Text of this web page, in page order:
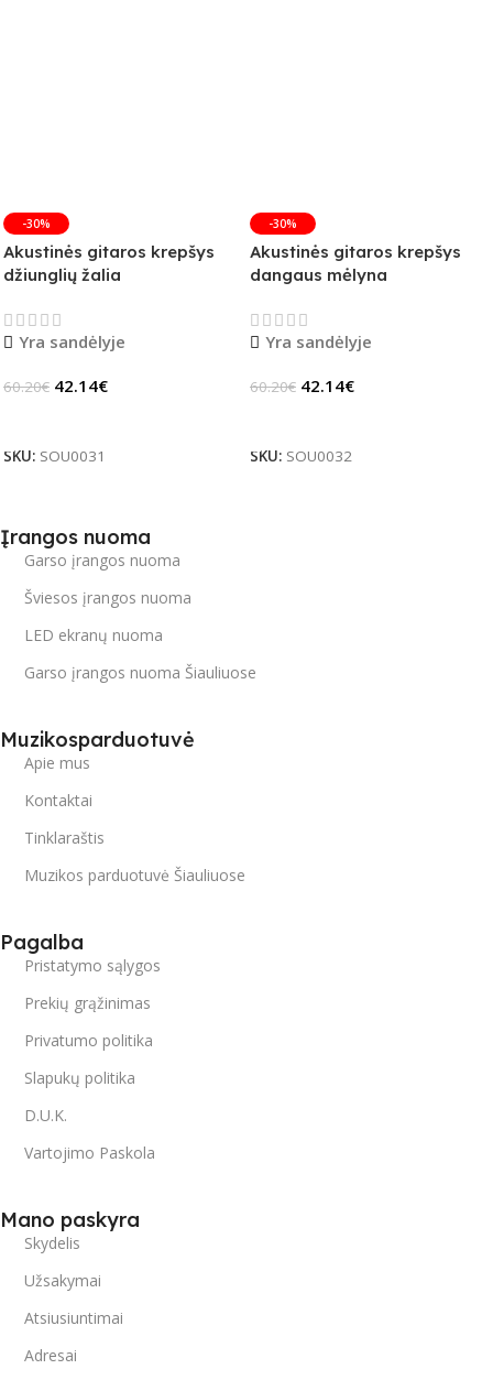
-30%
Akustinės gitaros krepšys
džiunglių žalia
Yra sandėlyje
60.20€ 42.14€
SKU: SOU0031
-30%
Akustinės gitaros krepšys
dangaus mėlyna
Yra sandėlyje
60.20€ 42.14€
SKU: SOU0032
Įrangos nuoma
Garso įrangos nuoma
Šviesos įrangos nuoma
LED ekranų nuoma
Garso įrangos nuoma Šiauliuose
Muzikosparduotuvė
Apie mus
Kontaktai
Tinklaraštis
Muzikos parduotuvė Šiauliuose
Pagalba
Pristatymo sąlygos
Prekių grąžinimas
Privatumo politika
Slapukų politika
D.U.K.
Vartojimo Paskola
Mano paskyra
Skydelis
Užsakymai
Atsiusiuntimai
Adresai